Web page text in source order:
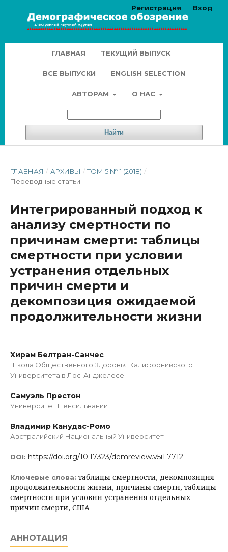
ГЛАВНАЯ ТЕКУЩИЙ ВЫПУСК
ВСЕ ВЫПУСКИ ENGLISH SELECTION
АВТОРАМ О НАС
Найти
Регистрация Вход
ГЛАВНАЯ / АРХИВЫ / ТОМ 5 № 1 (2018) /
Переводные статьи
Интегрированный подход к
анализу смертности по
причинам смерти: таблицы
смертности при условии
устранения отдельных
причин смерти и
декомпозиция ожидаемой
продолжительности жизни
Хирам Белтран-Санчес
Школа Общественного Здоровья Калифорнийского
Университета в Лос-Анджелесе
Самуэль Престон
Университет Пенсильвании
Владимир Канудас-Ромо
Австралийский Национальный Университет
DOI: https://doi.org/10.17323/demreview.v5i1.7712
Ключевые слова: таблицы смертности, декомпозиция
продолжительности жизни, причины смерти, таблицы
смертности при условии устранения отдельных
причин смерти, США
АННОТАЦИЯ